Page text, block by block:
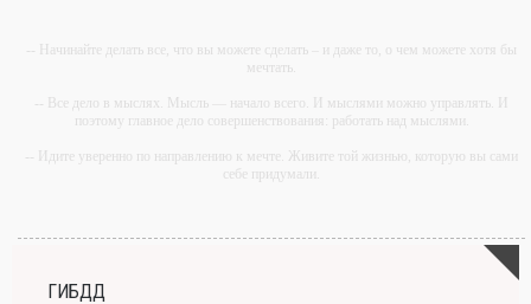
-- Начинайте делать все, что вы можете сделать – и даже то, о чем можете хотя бы
мечтать.
-- Все дело в мыслях. Мысль — начало всего. И мыслями можно управлять. И
поэтому главное дело совершенствования: работать над мыслями.
-- Идите уверенно по направлению к мечте. Живите той жизнью, которую вы сами
себе придумали.
-- Лучшее, что можно сделать с хорошим советом, это пропустить его мимо ушей.
Он никогда не бывает полезен никому, кроме того, кто его дал.
ГИБДД